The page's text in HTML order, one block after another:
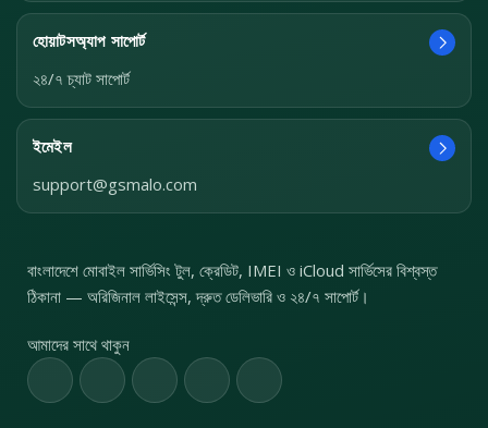
হোয়াটসঅ্যাপ সাপোর্ট
২৪/৭ চ্যাট সাপোর্ট
ইমেইল
support@gsmalo.com
বাংলাদেশে মোবাইল সার্ভিসিং টুল, ক্রেডিট, IMEI ও iCloud সার্ভিসের বিশ্বস্ত
ঠিকানা — অরিজিনাল লাইসেন্স, দ্রুত ডেলিভারি ও ২৪/৭ সাপোর্ট।
আমাদের সাথে থাকুন